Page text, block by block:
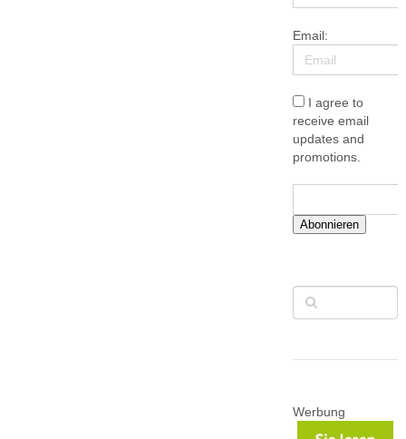
Email:
I agree to
receive email
updates and
promotions.
Abonnieren
Werbung